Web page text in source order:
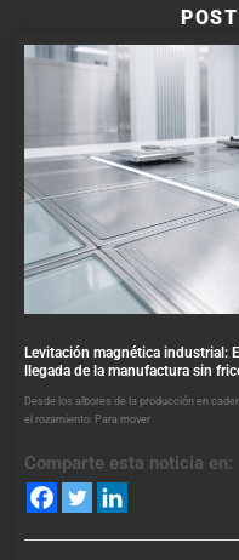
Levitación magnética industrial:
llegada de la manufactura sin
Desde los albores de la producción en
el rozamiento. Para mover
Comparte esta noticia en: